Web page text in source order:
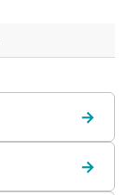
→
→